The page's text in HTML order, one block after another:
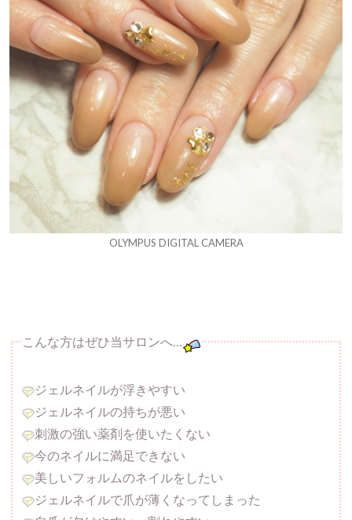
OLYMPUS DIGITAL CAMERA
こんな方はぜひ当サロンへ…
ジェルネイルが浮きやすい
ジェルネイルの持ちが悪い
刺激の強い薬剤を使いたくない
今のネイルに満足できない
美しいフォルムのネイルをしたい
ジェルネイルで爪が薄くなってしまった